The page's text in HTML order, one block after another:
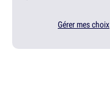
Gérer mes choix